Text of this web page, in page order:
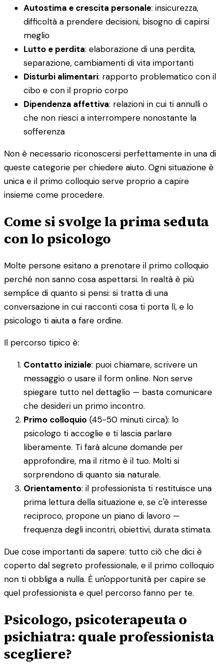
Autostima e crescita personale: insicurezza,
difficoltà a prendere decisioni, bisogno di capirsi
meglio
Lutto e perdita: elaborazione di una perdita,
separazione, cambiamenti di vita importanti
Disturbi alimentari: rapporto problematico con il
cibo e con il proprio corpo
Dipendenza affettiva: relazioni in cui ti annulli o
che non riesci a interrompere nonostante la
sofferenza
Non è necessario riconoscersi perfettamente in una di
queste categorie per chiedere aiuto. Ogni situazione è
unica e il primo colloquio serve proprio a capire
insieme come procedere.
Come si svolge la prima seduta
con lo psicologo
Molte persone esitano a prenotare il primo colloquio
perché non sanno cosa aspettarsi. In realtà è più
semplice di quanto si pensi: si tratta di una
conversazione in cui racconti cosa ti porta lì, e lo
psicologo ti aiuta a fare ordine.
Il percorso tipico è:
Contatto iniziale: puoi chiamare, scrivere un
messaggio o usare il form online. Non serve
spiegare tutto nel dettaglio — basta comunicare
che desideri un primo incontro.
Primo colloquio (45-50 minuti circa): lo
psicologo ti accoglie e ti lascia parlare
liberamente. Ti farà alcune domande per
approfondire, ma il ritmo è il tuo. Molti si
sorprendono di quanto sia naturale.
Orientamento: il professionista ti restituisce una
prima lettura della situazione e, se c'è interesse
reciproco, propone un piano di lavoro —
frequenza degli incontri, obiettivi, durata stimata.
Due cose importanti da sapere: tutto ciò che dici è
coperto dal segreto professionale, e il primo colloquio
non ti obbliga a nulla. È un'opportunità per capire se
quel professionista e quel percorso fanno per te.
Psicologo, psicoterapeuta o
psichiatra: quale professionista
scegliere?